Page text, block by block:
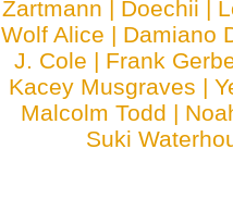
Zartmann | Doechii |
Wolf Alice | Damiano
J. Cole | Frank
Kacey Musgraves |
Malcolm Todd |
Suki